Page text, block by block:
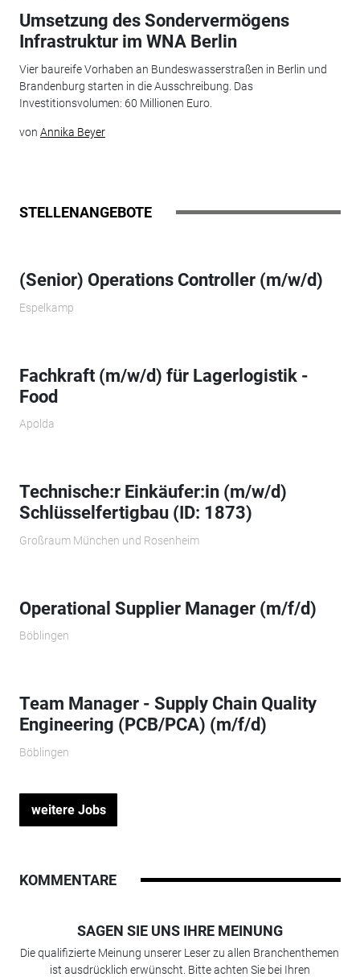
Umsetzung des Sondervermögens
Infrastruktur im WNA Berlin
Vier baureife Vorhaben an Bundeswasserstraßen in Berlin und
Brandenburg starten in die Ausschreibung. Das
Investitionsvolumen: 60 Millionen Euro.
von Annika Beyer
STELLENANGEBOTE
(Senior) Operations Controller (m/w/d)
Espelkamp
Fachkraft (m/w/d) für Lagerlogistik -
Food
Apolda
Technische:r Einkäufer:in (m/w/d)
Schlüsselfertigbau (ID: 1873)
Großraum München und Rosenheim
Operational Supplier Manager (m/f/d)
Böblingen
Team Manager - Supply Chain Quality
Engineering (PCB/PCA) (m/f/d)
Böblingen
weitere Jobs
KOMMENTARE
SAGEN SIE UNS IHRE MEINUNG
Die qualifizierte Meinung unserer Leser zu allen Branchenthemen
ist ausdrücklich erwünscht. Bitte achten Sie bei Ihren